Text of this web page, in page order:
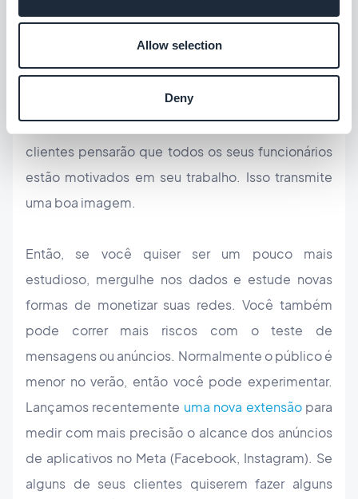
Allow selection
Deny
mensagens são mais curtas e/ou mais gráficas
(vídeos, fotos, animações, emoticons...). Aproveite
para transmitir uma imagem um pouco mais
humana e divertida do que o resto do ano. Se você
mostrar fotos de uma empresa que vive bem, seus
clientes pensarão que todos os seus funcionários
estão motivados em seu trabalho. Isso transmite
uma boa imagem.
Então, se você quiser ser um pouco mais
estudioso, mergulhe nos dados e estude novas
formas de monetizar suas redes. Você também
pode correr mais riscos com o teste de
mensagens ou anúncios. Normalmente o público é
menor no verão, então você pode experimentar.
Lançamos recentemente uma nova extensãopara
medir com mais precisão o alcance dos anúncios
de aplicativos no Meta (Facebook, Instagram). Se
alguns de seus clientes quiserem fazer alguns